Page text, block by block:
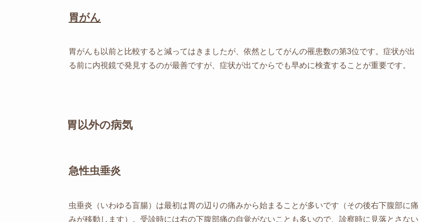
胃がん
胃がんも以前と比較すると減ってはきましたが、依然としてがんの罹患数の第3位です。症状が出
る前に内視鏡で発見するのが最善ですが、症状が出てからでも早めに検査することが重要です。
胃以外の病気
急性虫垂炎
虫垂炎（いわゆる盲腸）は最初は胃の辺りの痛みから始まることが多いです（その後右下腹部に痛
みが移動します）。受診時には右の下腹部痛の自覚がないことも多いので、診察時に見落とさない